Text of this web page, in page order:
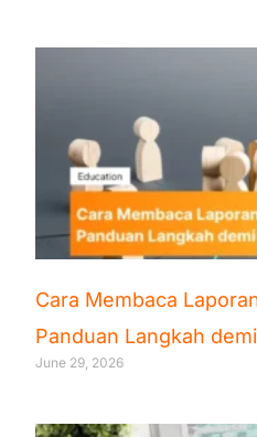
Cara Membaca
Panduan Langkah
June 29, 2026